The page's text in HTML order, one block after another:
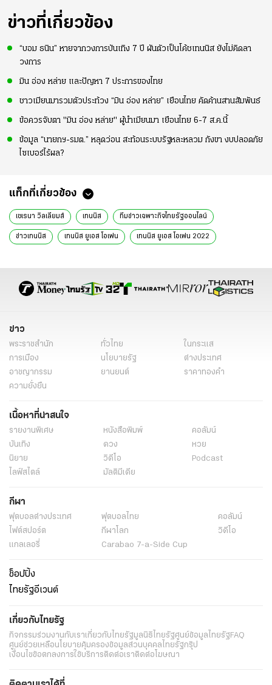
ข่าวที่เกี่ยวข้อง
“บอม ธนิน” หายจากวงการบันเทิง 7 ปี ผันตัวเป็นโค้ชเทนนิส ยังไม่คิดลา
วงการ
มิน อ่อง หล่าย และปัญหา 7 ประการของไทย
ชาวเมียนมารวมตัวประท้วง “มิน อ่อง หล่าย” เยือนไทย คัดค้านสานสัมพันธ์
ข้อควรจับตา "มิน อ่อง หล่าย" ผู้นำเมียนมา เยือนไทย 6-7 ส.ค.นี้
ข้อมูล “นายกฯ-รมต.” หลุดว่อน สะท้อนระบบรัฐหละหลวม กังขา งบปลอดภัย
ไซเบอร์ไร้ผล?
แท็กที่เกี่ยวข้อง
เซเรนา วิลเลียมส์ เทนนิส ทีมข่าวเฉพาะกิจไทยรัฐออนไลน์
ข่าวเทนนิส เทนนิส ยูเอส โอเพ่น เทนนิส ยูเอส โอเพ่น 2022
เซเรนา วิลเลียมส์ เลิกเล่นเทนนิส วีนัส วิลเลียมส์ แกรนด์ สแลม
ข่าว
พระราชสำนัก ทั่วไทย
ในกระแส
การเมือง
นโยบายรัฐ
ต่างประเทศ
อาชญากรรม
ยานยนต์
ราคาทองคำ
ความยั่งยืน
เนื้อหาที่น่าสนใจ
รายงานพิเศษ หนังสือพิมพ์
คอลัมน์
บันเทิง
ดวง
หวย
นิยาย
วิดีโอ
Podcast
ไลฟ์สไตล์
มัลติมีเดีย
กีฬา
ฟุตบอลต่่างประเทศ ฟุตบอลไทย
คอลัมน์
ไฟต์สปอร์ต
กีฬาโลก
วิดีโอ
แกลเลอรี่
Carabao 7-a-Side Cup
ช็อปปิ้ง
ไทยรัฐอีเวนต์
เกี่ยวกับไทยรัฐ
กิจกรรมร่วมงานกับเราเกี่ยวกับไทยรัฐมูลนิธิไทยรัฐศูนย์ข้อมูลไทยรัฐ FAQ
ศูนย์ช่วยเหลือนโยบายคุ้มครองข้อมูลส่วนบุคคลไทยรัฐกรุ๊ป
เงื่อนไขข้อตกลงการใช้บริการติดต่อเราติดต่อโฆษณา